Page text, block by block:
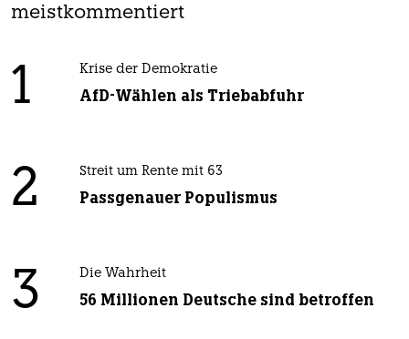
meistkommentiert
1 Krise der Demokratie
AfD-Wählen als Triebabfuhr
2 Streit um Rente mit 63
Passgenauer Populismus
3 Die Wahrheit
56 Millionen Deutsche sind betroffen